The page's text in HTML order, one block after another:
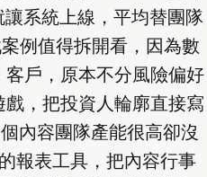
系統上線，平均替團隊
例值得拆開看，因為數
戶，原本不分風險偏好
，把投資人輪廓直接寫
內容團隊產能很高卻沒
報表工具，把內容行事